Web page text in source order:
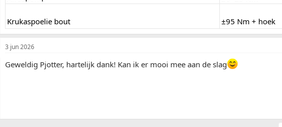
Krukaspoelie bout ±95 Nm + hoek
3 jun 2026
Geweldig Pjotter, hartelijk dank! Kan ik er mooi mee aan de slag